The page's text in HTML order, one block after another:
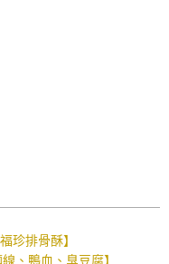
珍排骨酥】
、鴨血、臭豆腐】